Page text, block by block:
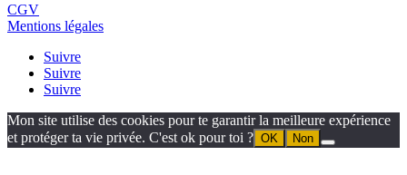
CGV
Mentions légales
Suivre
Suivre
Suivre
Mon site utilise des cookies pour te garantir la meilleure expérience
et protéger ta vie privée. C'est ok pour toi ? OK Non